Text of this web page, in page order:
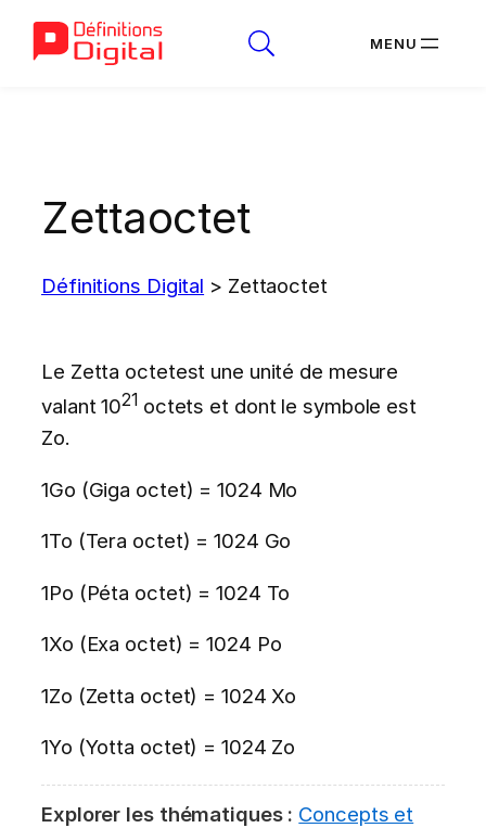
Zettaoctet
Définitions Digital > Zettaoctet
Le Zetta octetest une unité de mesure
valant 1021 octets et dont le symbole est
Zo.
1Go (Giga octet) = 1024 Mo
1To (Tera octet) = 1024 Go
1Po (Péta octet) = 1024 To
1Xo (Exa octet) = 1024 Po
1Zo (Zetta octet) = 1024 Xo
1Yo (Yotta octet) = 1024 Zo
Explorer les thématiques : Concepts et